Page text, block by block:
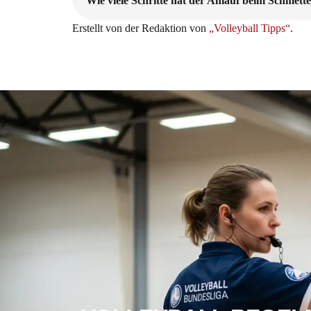
Erstellt von der Redaktion von „Volleyball Tipps“.